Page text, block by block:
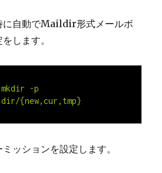
に自動でMaildir形式メールボ
します。
mkdir -p
{new,cur,tmp}
ッションを設定します。